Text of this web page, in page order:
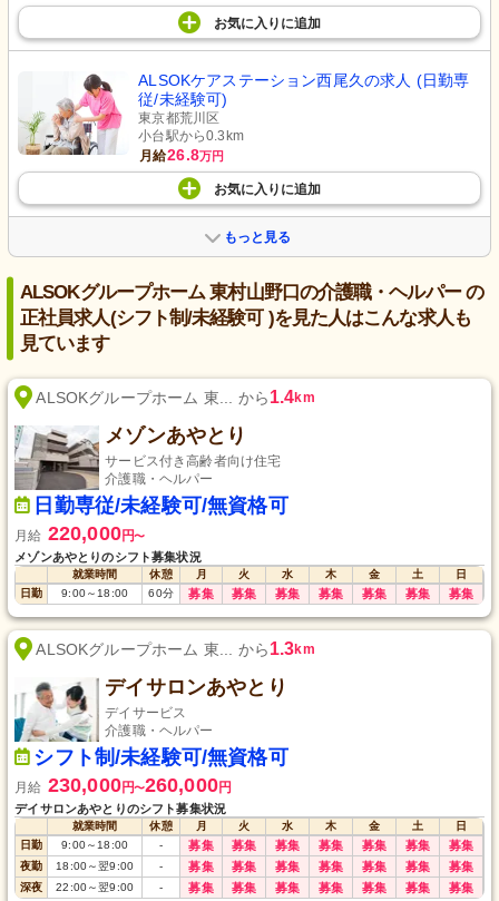
お気に入り に追加
ALSOKケアステーション西尾久の求人 (日勤専
従/未経験可)
東京都荒川区
小台駅から0.3km
月給26.8万円
お気に入り に追加
もっと見る
ALSOKグループホーム 東村山野口の介護職・ヘルパー の
正社員求人(シフト制/未経験可 )を見た人はこんな求人も
見ています
ALSOKグループホーム 東... から1.4km
メゾンあやとり
サービス付き高齢者向け住宅
介護職・ヘルパー
日勤専従/未経験可/無資格可
月給 220,000円〜
メゾンあやとりのシフト募集状況
就業時間 休憩 月 火 水 木 金 土
日
日勤
9:00～18:00 60分 募集 募集 募集 募集 募集 募集 募集
ALSOKグループホーム 東... から1.3km
デイサロンあやとり
デイサービス
介護職・ヘルパー
シフト制/未経験可/無資格可
月給 230,000円〜260,000円
デイサロンあやとりのシフト募集状況
就業時間 休憩 月 火 水 木 金 土
日
日勤
9:00～18:00 - 募集 募集 募集 募集 募集 募集 募集
夜勤 18:00～翌9:00 - 募集 募集 募集 募集 募集 募集 募集
深夜 22:00～翌9:00 - 募集 募集 募集 募集 募集 募集 募集